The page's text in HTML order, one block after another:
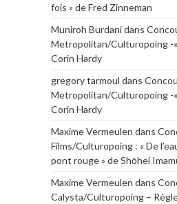
fois » de Fred Zinneman
Muniroh Burdanidans
Metropolitan/Culturopoing -
Corin Hardy
gregory tarmoul dans
Metropolitan/Culturopoing -
Corin Hardy
Maxime Vermeulen dans
Films/Culturopoing : « De
pont rouge » de Shōhei
Maxime Vermeulen dans
Calysta/Culturopoing –